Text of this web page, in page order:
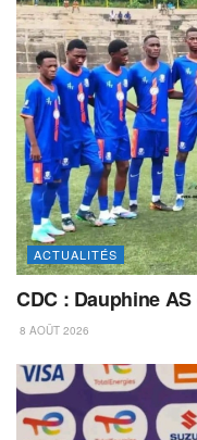
ACTUALITÉS
CDC : Dauphine
8 AOÛT 2026